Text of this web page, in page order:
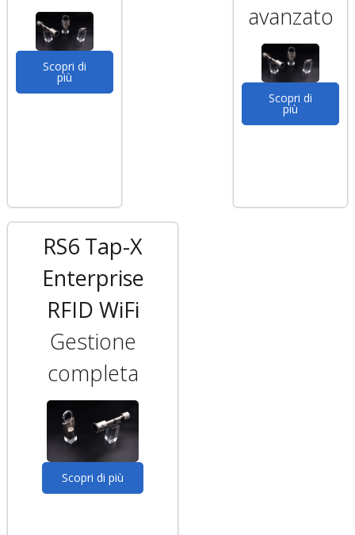
Scopri di
più
avanzato
Scopri di
più
RS6 Tap-X
Enterprise
RFID WiFi
Gestione
completa
Scopri di più